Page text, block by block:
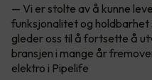
— Vi er stolte av å kunne
funksjonalitet og holdbarhet
gleder oss til å fortsette å
bransjen i mange år
elektro i Pipelife